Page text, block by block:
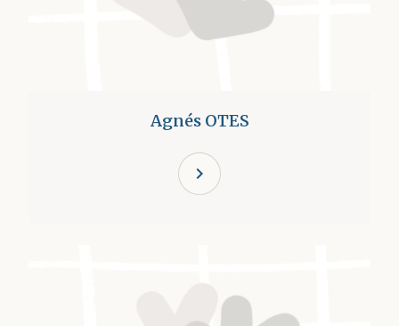
Agnés OTES
chevron_right